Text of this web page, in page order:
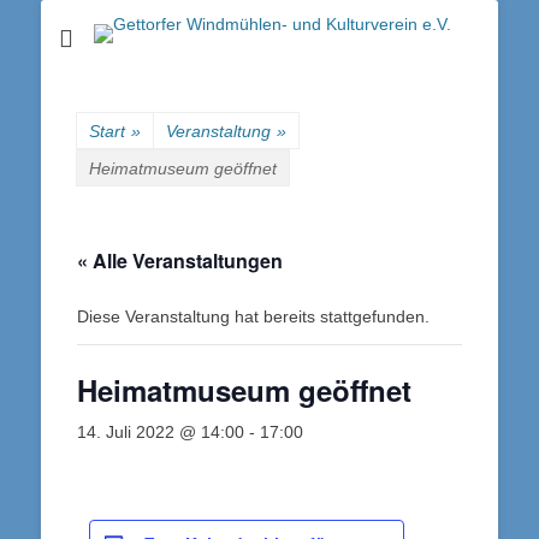
Gettorfer
Start » Veranstaltung »
Heimatmuseum geöffnet
« Alle Veranstaltungen
Diese Veranstaltung hat bereits stattgefunden.
Heimatmuseum geöffnet
14. Juli 2022 @ 14:00 - 17:00